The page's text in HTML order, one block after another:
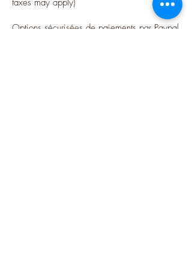
Options sécurisées de paiements par Paypal